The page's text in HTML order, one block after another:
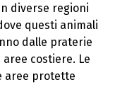
diverse regioni
questi animali
dalle praterie
costiere. Le
aree protette